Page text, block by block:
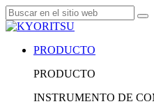
PRODUCTO
PRODUCTO
INSTRUMENTO DE